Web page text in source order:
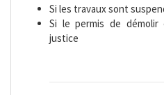
Si les travaux sont
Si le permis de
justice